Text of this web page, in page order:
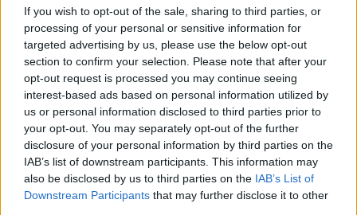
If you wish to opt-out of the sale, sharing to third parties, or
processing of your personal or sensitive information for
targeted advertising by us, please use the below opt-out
section to confirm your selection. Please note that after your
opt-out request is processed you may continue seeing
interest-based ads based on personal information utilized by
us or personal information disclosed to third parties prior to
your opt-out. You may separately opt-out of the further
disclosure of your personal information by third parties on the
IAB’s list of downstream participants. This information may
also be disclosed by us to third parties on the IAB’s List of
Downstream Participants that may further disclose it to other
αναζήτηση τηςGoogle
Πρόσθεσέ το στηνGoogle
ΠΟΛΙΤΙΣΜΟΣ μουσική Θεσσαλονίκη Συναυλίες